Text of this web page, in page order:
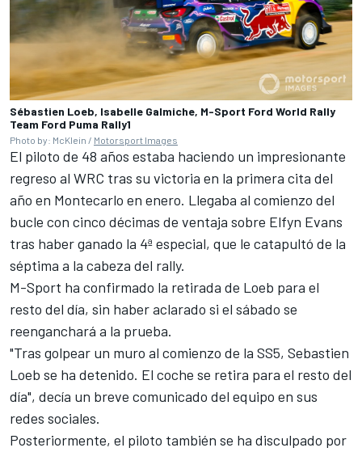
Sébastien Loeb, Isabelle Galmiche, M-Sport Ford World Rally
Team Ford Puma Rally1
Photo by: McKlein / Motorsport Images
El piloto de 48 años estaba haciendo un impresionante
regreso al WRC tras su victoria en la primera cita del
año en Montecarlo en enero. Llegaba al comienzo del
bucle con cinco décimas de ventaja sobre Elfyn Evans
tras haber ganado la 4ª especial, que le catapultó de la
séptima a la cabeza del rally.
M-Sport ha confirmado la retirada de Loeb para el
resto del día, sin haber aclarado si el sábado se
reenganchará a la prueba.
"Tras golpear un muro al comienzo de la SS5, Sebastien
Loeb se ha detenido. El coche se retira para el resto del
día", decía un breve comunicado del equipo en sus
redes sociales.
Posteriormente, el piloto también se ha disculpado por